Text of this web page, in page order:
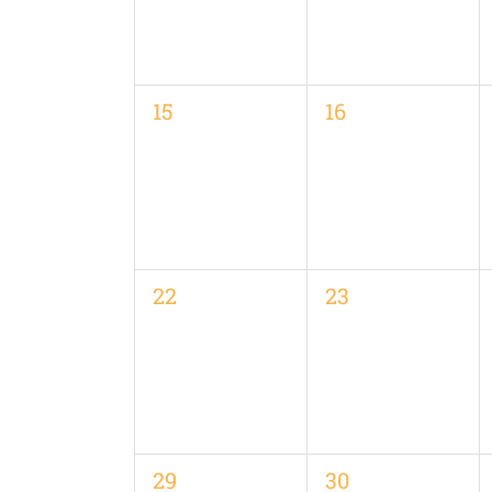
0
15
0
16
0
22
0
23
0
29 0
30